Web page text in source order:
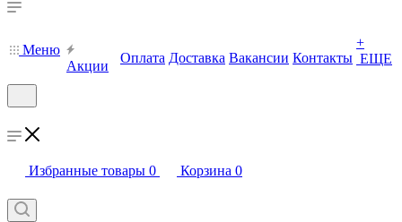
Меню
Акции
Оплата Доставка Вакансии Контакты
+
ЕЩЕ
Избранные товары 0 Корзина 0